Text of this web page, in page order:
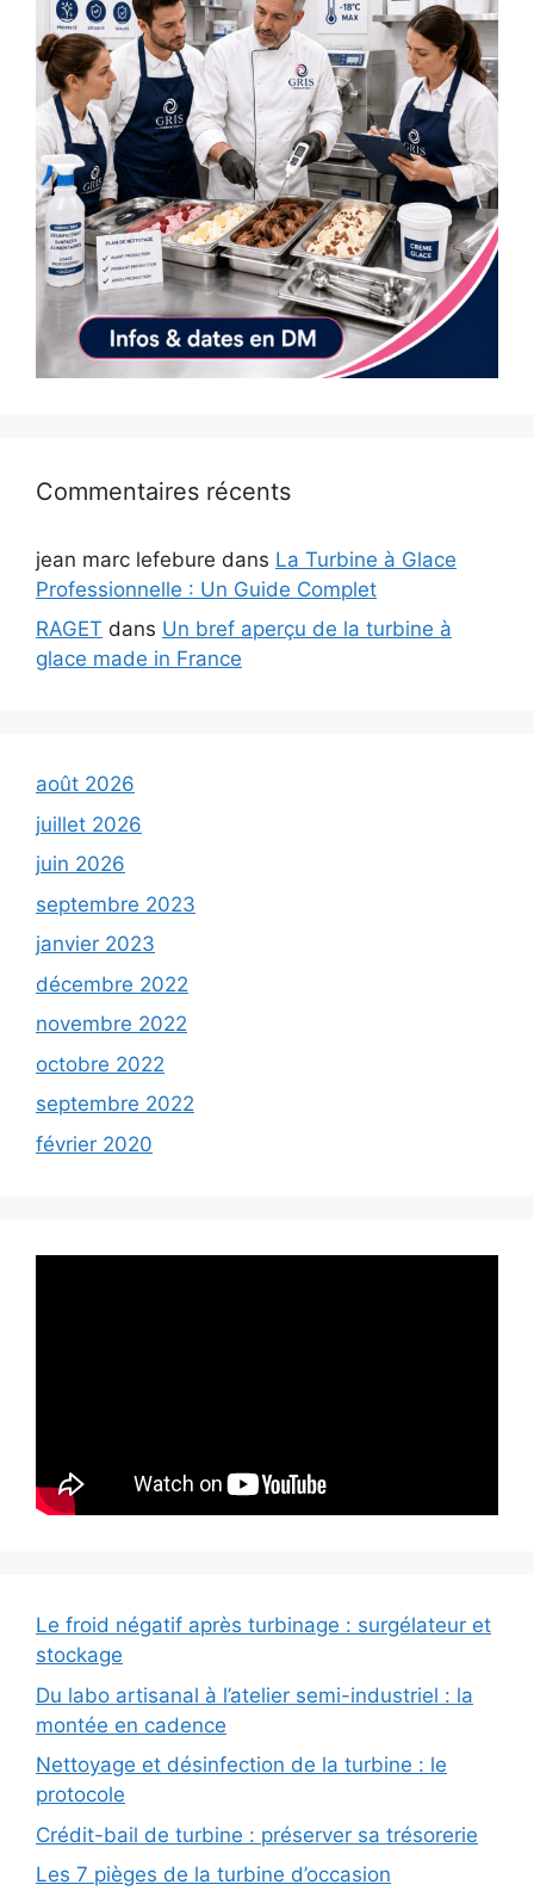
Commentaires récents
jean marc lefebure dans La Turbine à Glace
Professionnelle : Un Guide Complet
RAGET dans Un bref aperçu de la turbine à
glace made in France
août 2026
juillet 2026
juin 2026
septembre 2023
janvier 2023
décembre 2022
novembre 2022
octobre 2022
septembre 2022
février 2020
Le froid négatif après turbinage : surgélateur et
stockage
Du labo artisanal à l’atelier semi-industriel : la
montée en cadence
Nettoyage et désinfection de la turbine : le
protocole
Crédit-bail de turbine : préserver sa trésorerie
Les 7 pièges de la turbine d’occasion